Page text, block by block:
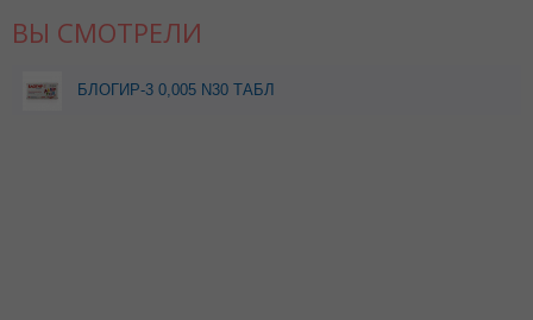
ВЫ СМОТРЕЛИ
БЛОГИР-3 0,005 N30 ТАБЛ